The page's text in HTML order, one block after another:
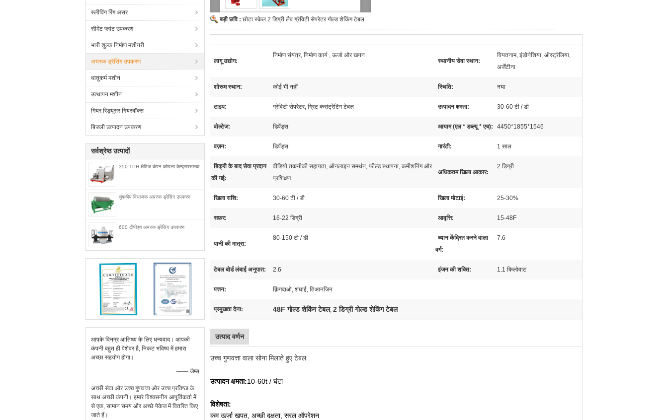
स्लीविंग रिंग असर
सीमेंट प्लांट उपकरण
भारी शुल्क निर्माण मशीनरी
अयस्क ड्रेसिंग उपकरण
धातुकर्म मशीन
उत्थापन मशीन
गियर रिड्यूसर गियरबॉक्स
बिजली उत्पादन उपकरण
सर्वश्रेष्ठ उत्पादों
350 TPH क्षैतिज कंपन कोयला केन्द्रापसारक
चुंबकीय विभाजक अयस्क ड्रेसिंग उपकरण
600 टीपीएच अयस्क ड्रेसिंग उपकरण
आपके विनम्र आतिथ्य के लिए धन्यवाद। आपकी
कंपनी बहुत ही पेशेवर है, निकट भविष्य में हमारा
अच्छा सहयोग होगा।
—— जेम्स
अच्छी सेवा और उच्च गुणवत्ता और उच्च प्रतिष्ठा के
साथ अच्छी कंपनी। हमारे विश्वसनीय आपूर्तिकर्ता में
से एक, सामान समय और अच्छे पैकेज में वितरित किए
जाते हैं।
बड़ी छवि : छोटा स्केल 2 डिग्री लैब ग्रेविटी सेपरेटर गोल्ड शेकिंग टेबल
लागू उद्योग:
निर्माण संयंत्र, निर्माण कार्य , ऊर्जा और खनन
स्थानीय सेवा स्थान:
वियतनाम, इंडोनेशिया, ऑस्ट्रेलिया,
अर्जेंटीना
शोरूम स्थान: कोई भी नहीं स्थि‍ति: नया
टाइप: ग्रेविटी सेपरेटर, ग्रिट कंसंट्रेटिंग टेबल उत्पादन क्षमता: 30-60 टी / डी
वोल्टेज: डिपेंड्स आयाम (एल * डब्ल्यू * एच): 4450*1855*1546
वज़न: डिपेंड्स गारंटी: 1 साल
बिक्री के बाद सेवा प्रदान
की गई:
वीडियो तकनीकी सहायता, ऑनलाइन समर्थन, फील्ड स्थापना, कमीशनिंग और
प्रशिक्षण
अधिकतम खिला आकार:
2 डिग्री
खिला राशि: 30-60 टी / डी खिला मोटाई: 25-30%
सफ़र: 16-22 डिग्री आवृत्ति: 15-48F
पानी की मात्रा:
80-150 टी / डी
ध्यान केंद्रित करने वाला
वर्ग:
7.6
टेबल बोर्ड लंबाई अनुपात: 2.6 इंजन की शक्ति: 1.1 किलोवाट
पत्तन: क़िंगदाओ, शंघाई, तिआनजिन
प्रमुखता देना: 48F गोल्ड शेकिंग टेबल, 2 डिग्री गोल्ड शेकिंग टेबल
उत्पाद वर्णन
उच्च गुणवत्ता वाला सोना मिलाते हुए टेबल
उत्पादन क्षमता:10-60t / घंटा
विशेषता:
कम ऊर्जा खपत, अच्छी दक्षता, सरल ऑपरेशन